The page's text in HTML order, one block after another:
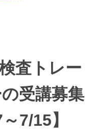
査トレー
受講募集
7/15】